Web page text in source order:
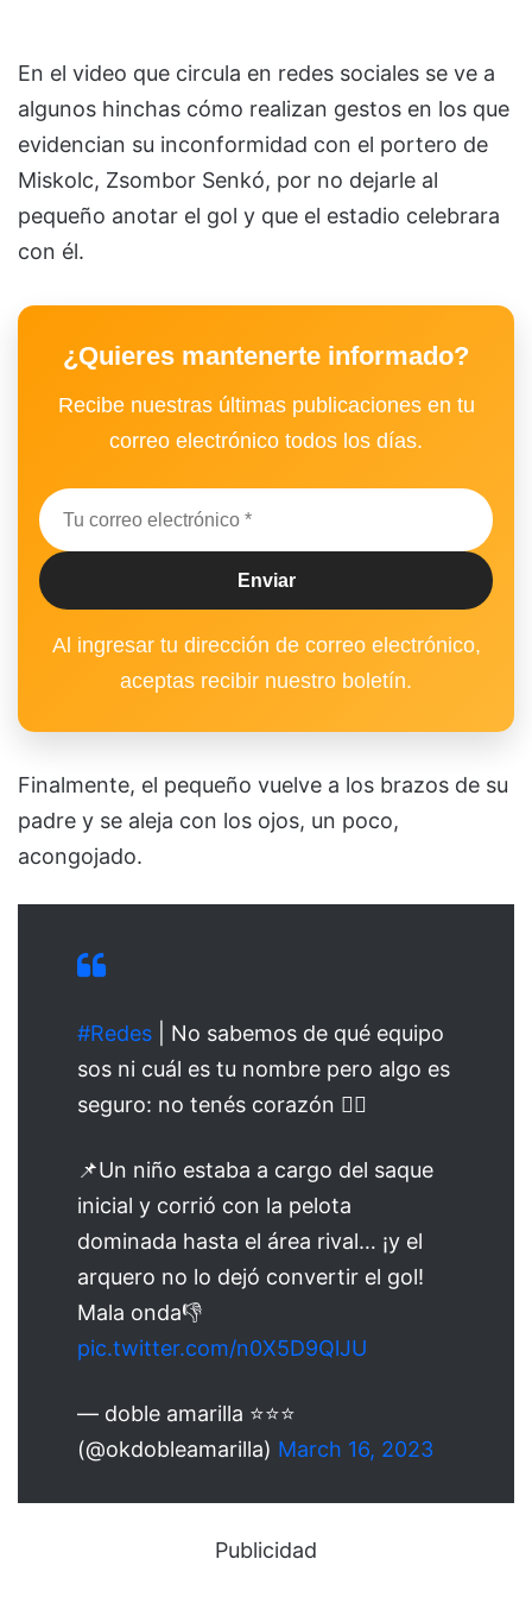
En el video que circula en redes sociales se ve a
algunos hinchas cómo realizan gestos en los que
evidencian su inconformidad con el portero de
Miskolc, Zsombor Senkó, por no dejarle al
pequeño anotar el gol y que el estadio celebrara
con él.
¿Quieres mantenerte informado?
Recibe nuestras últimas publicaciones en tu
correo electrónico todos los días.
Al ingresar tu dirección de correo electrónico,
aceptas recibir nuestro boletín.
Finalmente, el pequeño vuelve a los brazos de su
padre y se aleja con los ojos, un poco,
acongojado.
#Redes | No sabemos de qué equipo
sos ni cuál es tu nombre pero algo es
seguro: no tenés corazón 🤦‍♂️
📌Un niño estaba a cargo del saque
inicial y corrió con la pelota
dominada hasta el área rival… ¡y el
arquero no lo dejó convertir el gol!
Mala onda👎
pic.twitter.com/n0X5D9QlJU
— doble amarilla ⭐️⭐️⭐️
(@okdobleamarilla) March 16, 2023
Publicidad